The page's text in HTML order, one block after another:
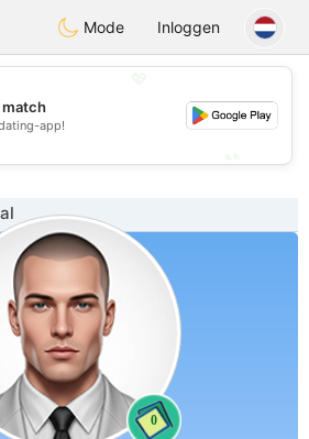
Deutsch Dating
Mode Inloggen
💕
app!
0